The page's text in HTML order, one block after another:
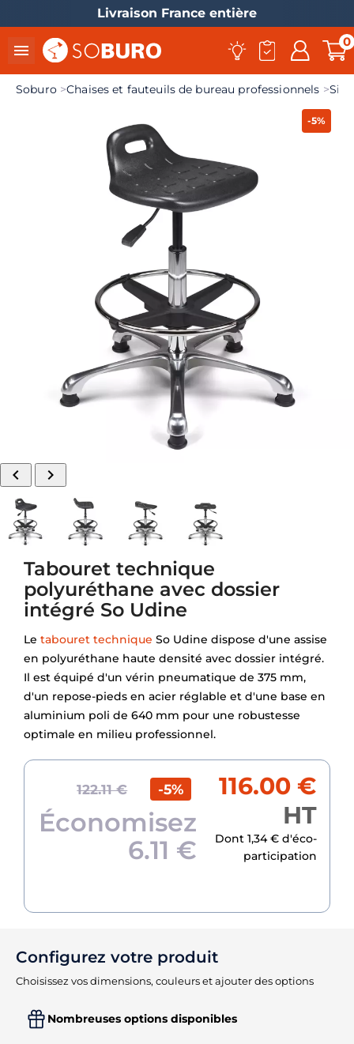
Livraison France entière
 0
Soburo Chaises et fauteuils de bureau professionnels
-5%
 
Tabouret technique
polyuréthane avec dossier
intégré So Udine
Le tabouret technique So Udine dispose d'une assise
en polyuréthane haute densité avec dossier intégré.
Il est équipé d'un vérin pneumatique de 375 mm,
d'un repose-pieds en acier réglable et d'une base en
aluminium poli de 640 mm pour une robustesse
optimale en milieu professionnel.
122.11 € -5%
Économisez
6.11 €
116.00 €
HT
Dont 1,34 € d'éco-
participation
Configurez votre produit
Choisissez vos dimensions, couleurs et ajouter des options
Nombreuses options disponibles